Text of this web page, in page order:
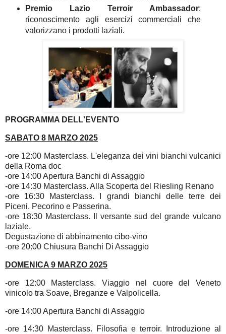
Premio Lazio Terroir Ambassador:
riconoscimento agli esercizi commerciali che
valorizzano i prodotti laziali.
PROGRAMMA DELL'EVENTO
SABATO 8 MARZO 2025
-ore 12:00 Masterclass. L'eleganza dei vini bianchi vulcanici
della Roma doc
-ore 14:00 Apertura Banchi di Assaggio
-ore 14:30 Masterclass. Alla Scoperta del Riesling Renano
-ore 16:30 Masterclass. I grandi bianchi delle terre dei
Piceni. Pecorino e Passerina.
-ore 18:30 Masterclass. Il versante sud del grande vulcano
laziale.
Degustazione di abbinamento cibo-vino
-ore 20:00 Chiusura Banchi Di Assaggio
DOMENICA 9 MARZO 2025
-ore 12:00 Masterclass. Viaggio nel cuore del Veneto
vinicolo tra Soave, Breganze e Valpolicella.
-ore 14:00 Apertura Banchi di Assaggio
-ore 14:30 Masterclass. Filosofia e terroir. Introduzione al